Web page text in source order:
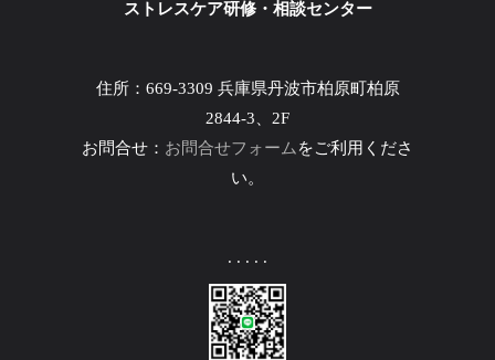
ストレスケア研修・相談センター
住所：669-3309 兵庫県丹波市柏原町柏原
2844-3、2F
お問合せ： お問合せフォーム をご利用くださ
い。
. . . . .